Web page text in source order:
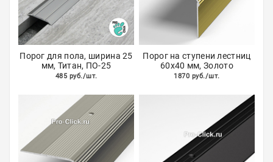
Порог для пола, ширина 25
мм, Титан, ПО-25
485 руб./шт.
Порог на ступени лестниц
60х40 мм, Золото
1870 руб./шт.